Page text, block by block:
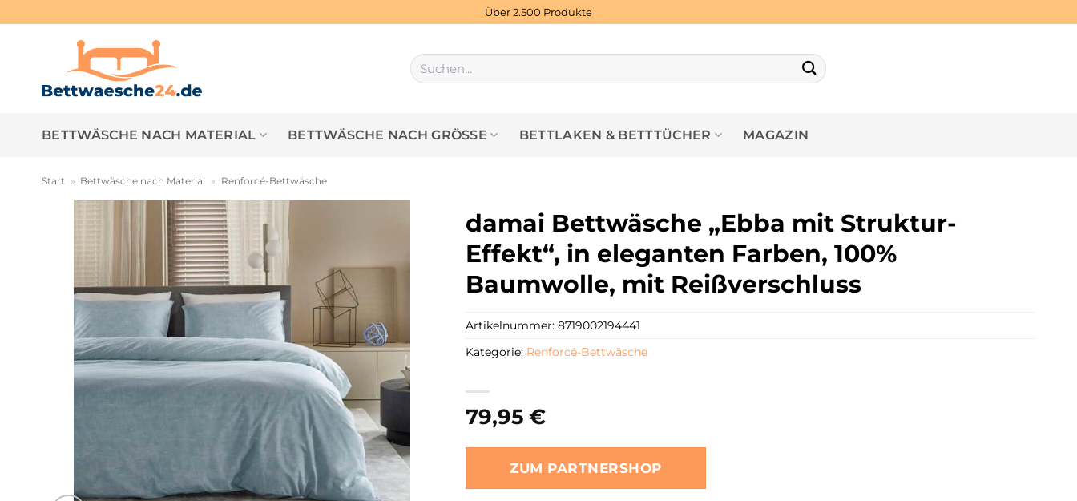
Über 2.500 Produkte
Suchen
nach:
BETTWÄSCHE NACH MATERIAL BETTWÄSCHE NACH GRÖSSE BETTLAKEN & BETTTÜCHER MAGAZIN
Start » Bettwäsche nach Material » Renforcé-Bettwäsche
damai Bettwäsche „Ebba mit Struktur-
Effekt“, in eleganten Farben, 100%
Baumwolle, mit Reißverschluss
79,95€
ZUM PARTNERSHOP
Artikelnummer:8719002194441
Kategorie: Renforcé-Bettwäsche